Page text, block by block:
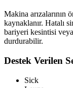
Makina arızalarının
kaynaklanır. Hatalı
bariyeri kesintisi
durdurabilir.
Destek Verilen
Sick